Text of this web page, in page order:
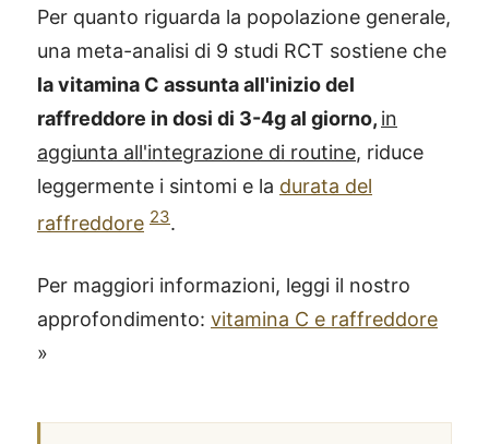
Per quanto riguarda la popolazione generale,
una meta-analisi di 9 studi RCT sostiene che
la vitamina C assunta all'inizio del
raffreddore in dosi di 3-4g al giorno, in
aggiunta all'integrazione di routine, riduce
leggermente i sintomi e la durata del
raffreddore 23.
Per maggiori informazioni, leggi il nostro
approfondimento: vitamina C e raffreddore
»